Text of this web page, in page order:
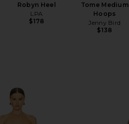
Robyn Heel
LPA
$178
Tome Medium
Hoops
Jenny Bird
$138